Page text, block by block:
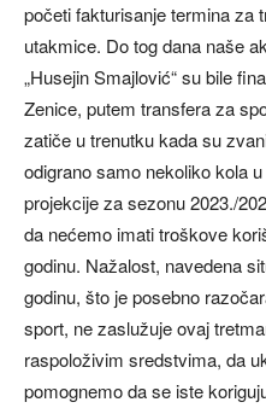
početi fakturisanje termina za
utakmice. Do tog dana naše
„Husejin Smajlović“ su bile
Zenice, putem transfera za
zatiče u trenutku kada su
odigrano samo nekoliko kola
projekcije za sezonu 2023./
da nećemo imati troškove
godinu. Nažalost, navedena
godinu, što je posebno
sport, ne zaslužuje ovaj
raspoloživim sredstvima, da
pomognemo da se iste